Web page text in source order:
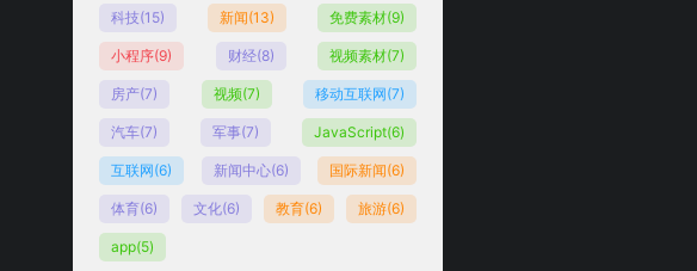
科技(15) 新闻(13) 免费素材(9)
小程序(9) 财经(8) 视频素材(7)
房产(7) 视频(7) 移动互联网(7)
汽车(7) 军事(7) JavaScript(6)
互联网(6) 新闻中心(6) 国际新闻(6)
体育(6) 文化(6) 教育(6) 旅游(6)
app(5)